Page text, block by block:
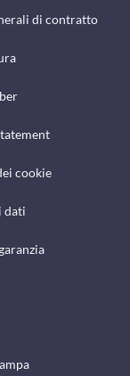
di contratto
cookie
dati